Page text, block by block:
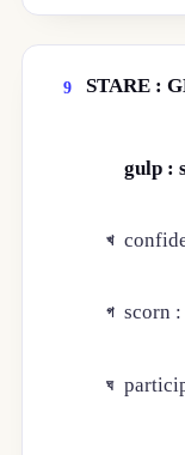
9 STARE :
gulp :
খ
গ scorn
ঘ